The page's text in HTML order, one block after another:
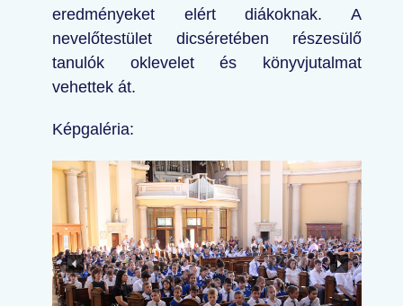
eredményeket elért diákoknak. A
nevelőtestület dicséretében részesülő
tanulók oklevelet és könyvjutalmat
vehettek át.
Képgaléria: